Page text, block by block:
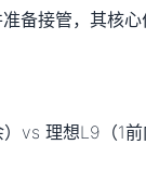
备接管，其核心
vs 理想L9（1